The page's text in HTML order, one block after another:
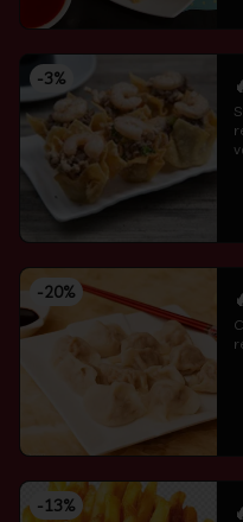
-3%
-20%
-13%